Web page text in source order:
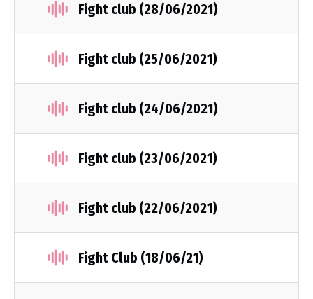
Fight club (28/06/2021)
Fight club (25/06/2021)
Fight club (24/06/2021)
Fight club (23/06/2021)
Fight club (22/06/2021)
Fight Club (18/06/21)